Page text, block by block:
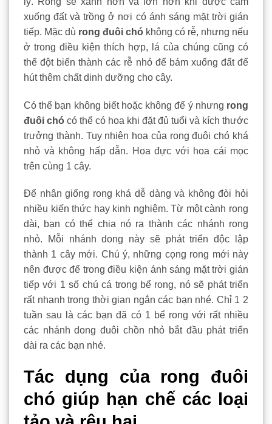
xuống đất và trồng ở nơi có ánh sáng mặt trời gián
tiếp. Mặc dù rong đuôi chó không có rễ, nhưng nếu
ở trong điều kiện thích hợp, lá của chúng cũng có
thể đột biến thành các rễ nhỏ để bám xuống đất để
hút thêm chất dinh dưỡng cho cây.
Có thể bạn không biết hoặc không để ý nhưng rong
đuôi chó có thể có hoa khi đặt đủ tuổi và kích thước
trưởng thành. Tuy nhiên hoa của rong đuôi chó khá
nhỏ và không hấp dẫn. Hoa đực với hoa cái mọc
trên cùng 1 cây.
Để nhân giống rong khá dễ dàng và không đòi hỏi
nhiều kiến thức hay kinh nghiệm. Từ một cành rong
dài, bạn có thể chia nó ra thành các nhánh rong
nhỏ. Mỗi nhánh dong này sẽ phát triển độc lập
thành 1 cây mới. Chú ý, những cọng rong mới này
nên được để trong điều kiện ánh sáng mặt trời gián
tiếp với 1 số chú cá trong bể rong, nó sẽ phát triển
rất nhanh trong thời gian ngắn các bạn nhé. Chỉ 1 2
tuần sau là các bạn đã có 1 bể rong với rất nhiều
các nhánh dong đuôi chồn nhỏ bắt đầu phát triển
dài ra các bạn nhé.
Tác dụng của rong đuôi
chó giúp hạn chế các loại